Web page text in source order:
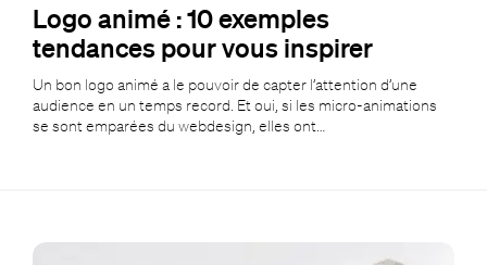
Logo animé : 10 exemples
tendances pour vous inspirer
Un bon logo animé a le pouvoir de capter l’attention d’une
audience en un temps record. Et oui, si les micro-animations
se sont emparées du webdesign, elles ont…